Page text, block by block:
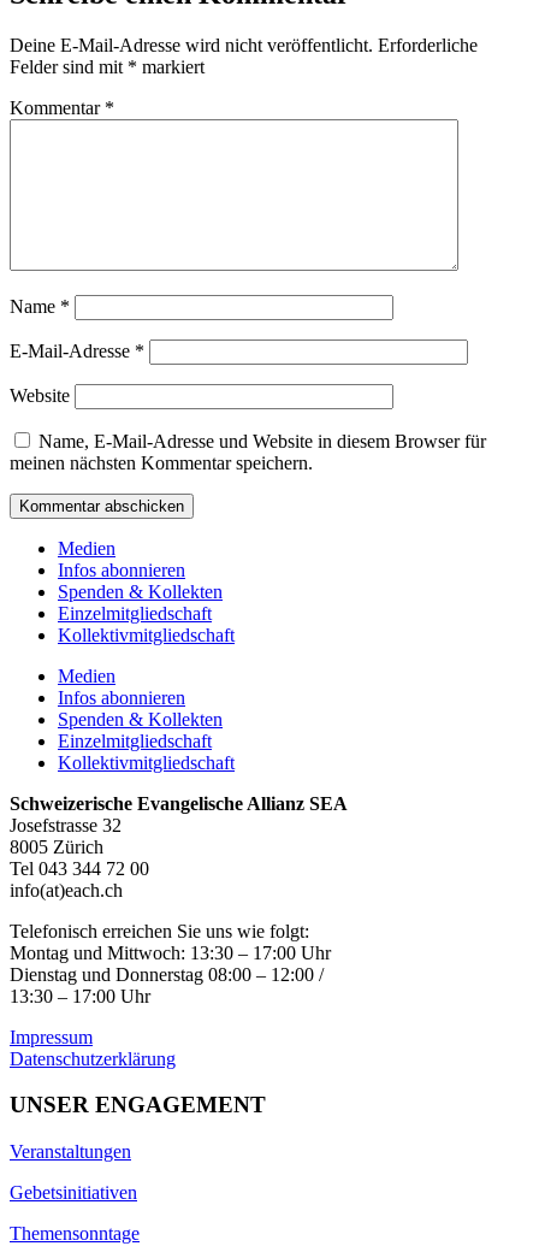
Deine E-Mail-Adresse wird nicht veröffentlicht. Erforderliche
Felder sind mit * markiert
Kommentar *
Name *
E-Mail-Adresse *
Website
Name, E-Mail-Adresse und Website in diesem Browser für
meinen nächsten Kommentar speichern.
Medien
Infos abonnieren
Spenden & Kollekten
Einzelmitgliedschaft
Kollektivmitgliedschaft
Medien
Infos abonnieren
Spenden & Kollekten
Einzelmitgliedschaft
Kollektivmitgliedschaft
Schweizerische Evangelische Allianz SEA
Josefstrasse 32
8005 Zürich
Tel 043 344 72 00
info(at)each.ch
Telefonisch erreichen Sie uns wie folgt:
Montag und Mittwoch: 13:30 – 17:00 Uhr
Dienstag und Donnerstag 08:00 – 12:00 /
13:30 – 17:00 Uhr
Impressum
Datenschutzerklärung
UNSER ENGAGEMENT
Veranstaltungen
Gebetsinitiativen
Themensonntage